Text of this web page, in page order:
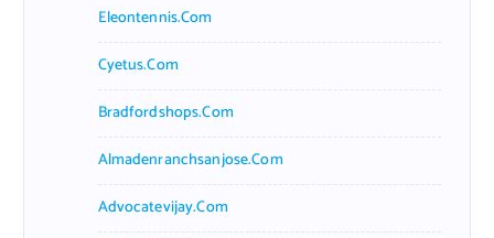
Eleontennis.com
Cyetus.com
Bradfordshops.com
Almadenranchsanjose.com
Advocatevijay.com